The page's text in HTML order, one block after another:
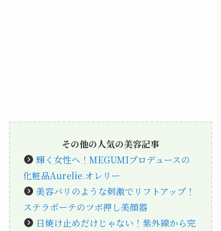
その他の人気の美容記事
輝く女性へ！MEGUMIプロデュースの
化粧品Aurelie.オレリー
美容バリのような刺激でリフトアップ！
ステラボーテのツボ押し美顔器
日焼け止めだけじゃない！紫外線から完